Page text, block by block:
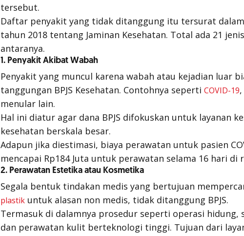
tersebut.
Daftar penyakit yang tidak ditanggung itu tersurat
tahun 2018 tentang Jaminan Kesehatan. Total ada 21
antaranya.
1. Penyakit Akibat Wabah
Penyakit yang muncul karena wabah atau kejadian luar
tanggungan BPJS Kesehatan. Contohnya seperti COVID-19
menular lain.
Hal ini diatur agar dana BPJS difokuskan untuk layanan
kesehatan berskala besar.
Adapun jika diestimasi, biaya perawatan untuk pasien
mencapai Rp184 Juta untuk perawatan selama 16 hari di
2. Perawatan Estetika atau Kosmetika
Segala bentuk tindakan medis yang bertujuan
plastik untuk alasan non medis, tidak ditanggung BPJS.
Termasuk di dalamnya prosedur seperti operasi hidung,
dan perawatan kulit berteknologi tinggi. Tujuan dari